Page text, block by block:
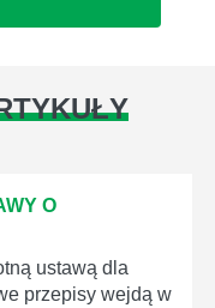
O
ustawą dla
przepisy wejdą w